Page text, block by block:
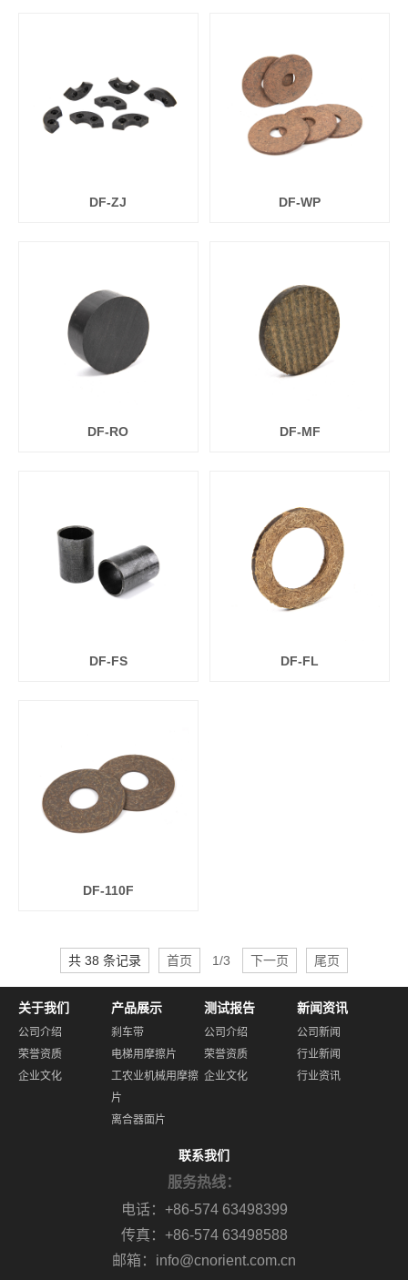
DF-ZJ DF-WP
DF-RO DF-MF
DF-FS DF-FL
DF-110F
共 38 条记录 首页 1/3 下一页 尾页
关于我们
公司介绍
荣誉资质
企业文化
产品展示
刹车带
电梯用摩擦片
工农业机械用摩擦
片
离合器面片
测试报告
公司介绍
荣誉资质
企业文化
新闻资讯
公司新闻
行业新闻
行业资讯
联系我们
服务热线：
电话：+86-574 63498399
传真：+86-574 63498588
邮箱：info@cnorient.com.cn